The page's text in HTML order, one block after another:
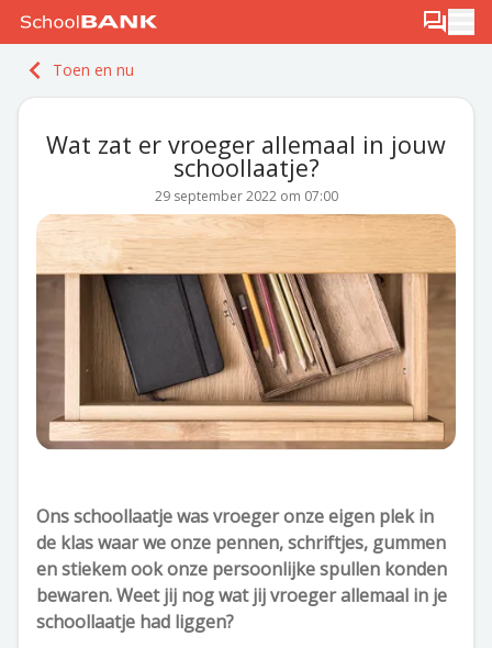
Ga naar de inhoud Berichten
Meld je gratis aan
Toen en nu
Wat zat er vroeger allemaal in jouw
schoollaatje?
29 september 2022 om 07:00
Ons schoollaatje was vroeger onze eigen plek in
de klas waar we onze pennen, schriftjes, gummen
en stiekem ook onze persoonlijke spullen konden
bewaren. Weet jij nog wat jij vroeger allemaal in je
schoollaatje had liggen?